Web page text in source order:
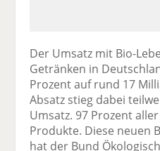
Der Umsatz mit Bio-
Getränken in
Prozent auf rund 17
Absatz stieg dabei
Umsatz. 97 Prozent
Produkte. Diese neuen
hat der Bund